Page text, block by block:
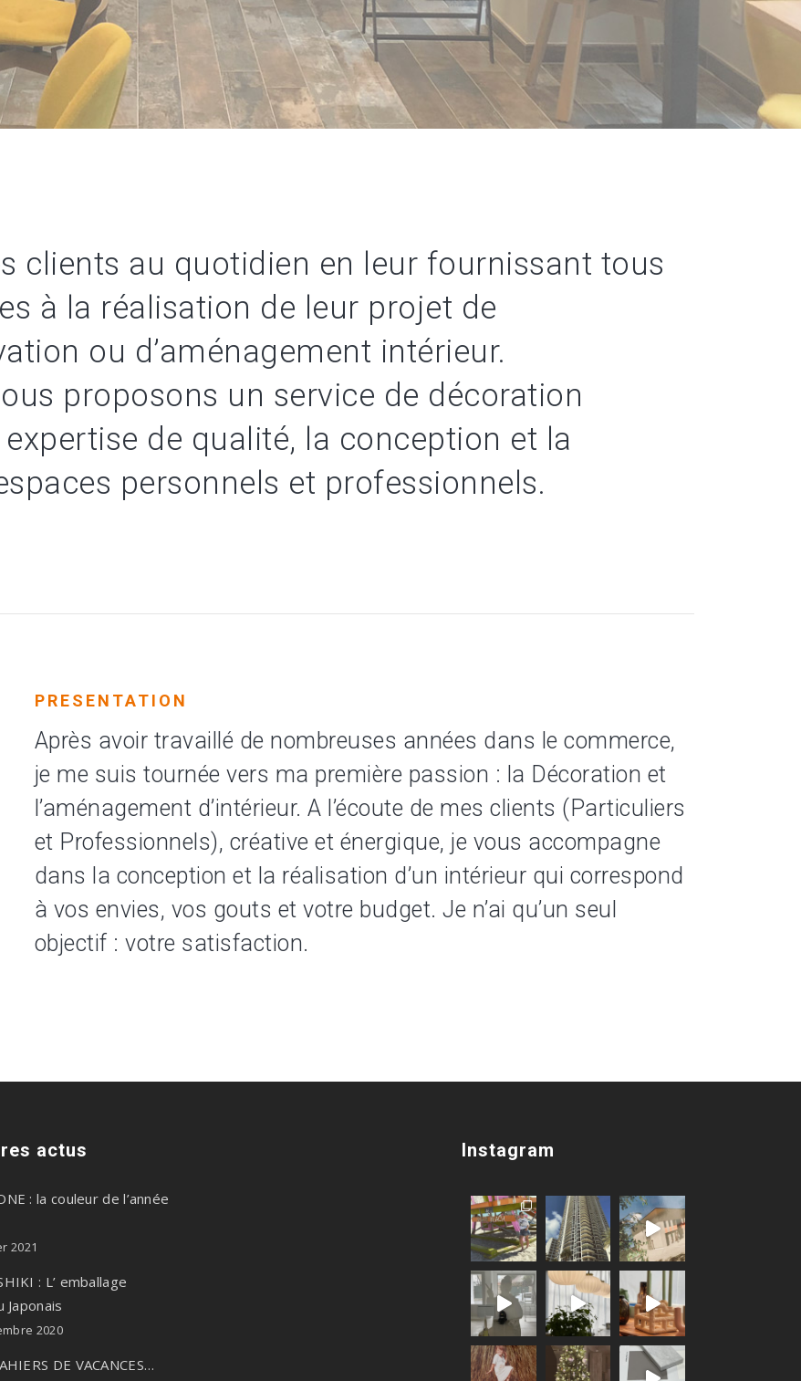
clients au quotidien en leur fournissant tous
à la réalisation de leur projet de
ou d’aménagement intérieur.
proposons un service de décoration
de qualité, la conception et la
personnels et professionnels.
PRESENTATION
Après avoir travaillé de nombreuses années dans le commerce,
je me suis tournée vers ma première passion : la Décoration et
l’aménagement d’intérieur. A l’écoute de mes clients (Particuliers
et Professionnels), créative et énergique, je vous accompagne
dans la conception et la réalisation d’un intérieur qui correspond
à vos envies, vos gouts et votre budget. Je n’ai qu’un seul
objectif : votre satisfaction.
actus
: la couleur de l’année
2021
: L’ emballage
Japonais
2020
DE VACANCES…
Instagram